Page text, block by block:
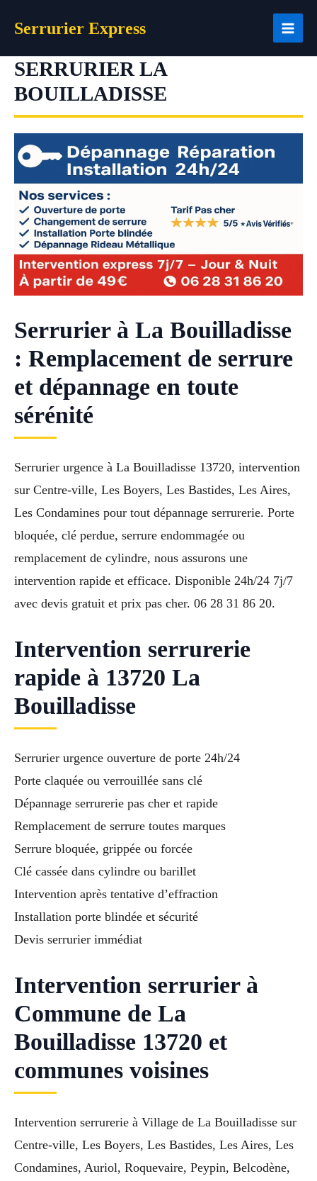
Serrurier Express
SERRURIER LA
BOUILLADISSE
Serrurier à La Bouilladisse
: Remplacement de serrure
et dépannage en toute
sérénité
Serrurier urgence à La Bouilladisse 13720, intervention
sur Centre-ville, Les Boyers, Les Bastides, Les Aires,
Les Condamines pour tout dépannage serrurerie. Porte
bloquée, clé perdue, serrure endommagée ou
remplacement de cylindre, nous assurons une
intervention rapide et efficace. Disponible 24h/24 7j/7
avec devis gratuit et prix pas cher. 06 28 31 86 20.
Intervention serrurerie
rapide à 13720 La
Bouilladisse
Serrurier urgence ouverture de porte 24h/24
Porte claquée ou verrouillée sans clé
Dépannage serrurerie pas cher et rapide
Remplacement de serrure toutes marques
Serrure bloquée, grippée ou forcée
Clé cassée dans cylindre ou barillet
Intervention après tentative d’effraction
Installation porte blindée et sécurité
Devis serrurier immédiat
Intervention serrurier à
Commune de La
Bouilladisse 13720 et
communes voisines
Intervention serrurerie à Village de La Bouilladisse sur
Centre-ville, Les Boyers, Les Bastides, Les Aires, Les
Condamines, Auriol, Roquevaire, Peypin, Belcodène,